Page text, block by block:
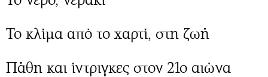
Το κλίμα από το χαρτί, στη ζωή
Πάθη και ίντριγκες στον 21ο αιώνα